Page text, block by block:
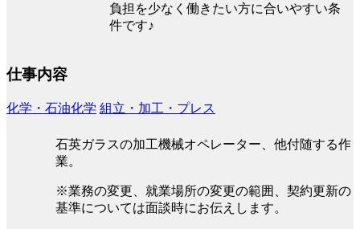
負担を少なく働きたい方に合いやすい条
件です♪
仕事内容
化学・石油化学 組立・加工・プレス
石英ガラスの加工機械オペレーター、他付随する作
業。
※業務の変更、就業場所の変更の範囲、契約更新の
基準については面談時にお伝えします。